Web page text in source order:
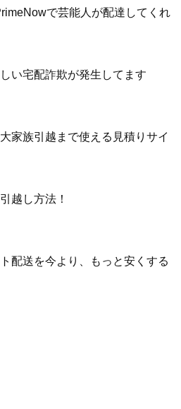
で芸能人が配達してくれ
しい宅配詐欺が発生してます
家族引越まで使える見積りサイ
越し方法！
配送を今より、もっと安くする